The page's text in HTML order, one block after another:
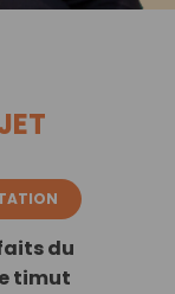
du
timut